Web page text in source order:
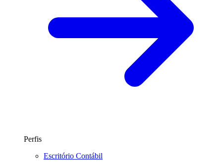
Perfis
Escritório Contábil